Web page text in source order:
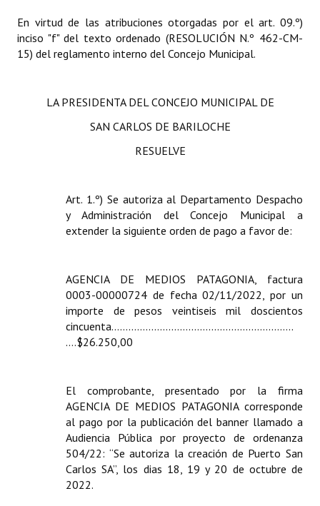
Antiguos Pobladores
Noticias Destacadas
Mujeres que Dejaron Huellas - Registro
Periodistas Decanos - Registro
Banca del Vecino - Registro
Huéspedes de Honor - Registro
Antiguos Pobladores - Registro
Bariloche, Municipio intercultural
Entrega de distinciones
REFORMA DE LA CARTA ORGÁNICA
En virtud de las atribuciones otorgadas por el art. 09.º)
inciso "f" del texto ordenado (RESOLUCIÓN N.º 462-CM-
15) del reglamento interno del Concejo Municipal.
LA PRESIDENTA DEL CONCEJO MUNICIPAL DE
SAN CARLOS DE BARILOCHE
RESUELVE
Art. 1.º) Se autoriza al Departamento Despacho
y Administración del Concejo Municipal a
extender la siguiente orden de pago a favor de:
AGENCIA DE MEDIOS PATAGONIA, factura
0003-00000724 de fecha 02/11/2022, por un
importe de pesos veintiseis mil doscientos
cincuenta………………...…….……....……………………..
….$26.250,00
El comprobante, presentado por la firma
AGENCIA DE MEDIOS PATAGONIA corresponde
al pago por la publicación del banner llamado a
Audiencia Pública por proyecto de ordenanza
504/22: “Se autoriza la creación de Puerto San
Carlos SA”, los dias 18, 19 y 20 de octubre de
2022.